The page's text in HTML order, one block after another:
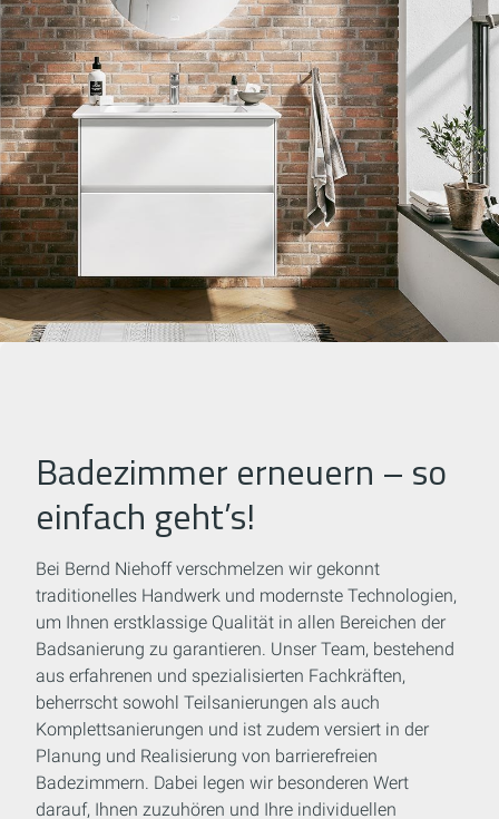
Badezimmer erneuern – so
einfach geht’s!
Bei Bernd Niehoff verschmelzen wir gekonnt
traditionelles Handwerk und modernste Technologien,
um Ihnen erstklassige Qualität in allen Bereichen der
Badsanierung zu garantieren. Unser Team, bestehend
aus erfahrenen und spezialisierten Fachkräften,
beherrscht sowohl Teilsanierungen als auch
Komplettsanierungen und ist zudem versiert in der
Planung und Realisierung von barrierefreien
Badezimmern. Dabei legen wir besonderen Wert
darauf, Ihnen zuzuhören und Ihre individuellen